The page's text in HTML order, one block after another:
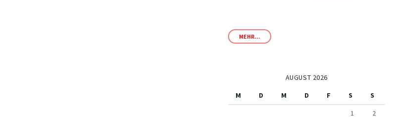
MEHR...
AUGUST 2026
M
D M D F S
S
1
2